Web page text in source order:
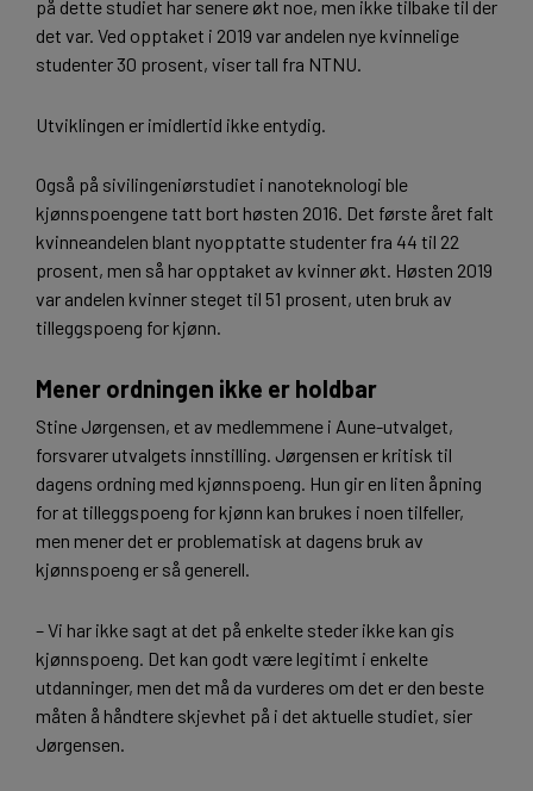
på dette studiet har senere økt noe, men ikke tilbake til der
det var. Ved opptaket i 2019 var andelen nye kvinnelige
studenter 30 prosent, viser tall fra NTNU.
Utviklingen er imidlertid ikke entydig.
Også på sivilingeniørstudiet i nanoteknologi ble
kjønnspoengene tatt bort høsten 2016. Det første året falt
kvinneandelen blant nyopptatte studenter fra 44 til 22
prosent, men så har opptaket av kvinner økt. Høsten 2019
var andelen kvinner steget til 51 prosent, uten bruk av
tilleggspoeng for kjønn.
Mener ordningen ikke er holdbar
Stine Jørgensen, et av medlemmene i Aune-utvalget,
forsvarer utvalgets innstilling. Jørgensen er kritisk til
dagens ordning med kjønnspoeng. Hun gir en liten åpning
for at tilleggspoeng for kjønn kan brukes i noen tilfeller,
men mener det er problematisk at dagens bruk av
kjønnspoeng er så generell.
– Vi har ikke sagt at det på enkelte steder ikke kan gis
kjønnspoeng. Det kan godt være legitimt i enkelte
utdanninger, men det må da vurderes om det er den beste
måten å håndtere skjevhet på i det aktuelle studiet, sier
Jørgensen.